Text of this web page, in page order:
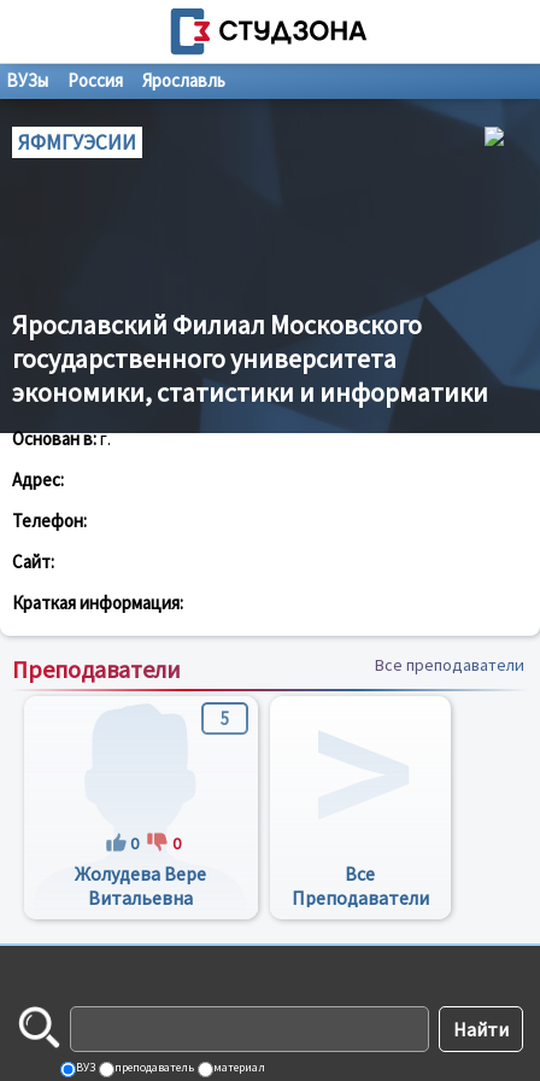
ВУЗы Россия Ярославль
ЯФМГУЭСИИ
Ярославский Филиал Московского
государственного университета
экономики, статистики и информатики
Основан в:г.
Адрес:
Телефон:
Сайт:
Краткая информация:
Преподаватели Все преподаватели
5
0 0
Жолудева Вере
Витальевна
Все
Преподаватели
ВУЗ преподаватель материал